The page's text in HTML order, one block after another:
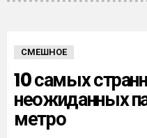
СМЕШНОЕ
10 самых
неожиданных
метро